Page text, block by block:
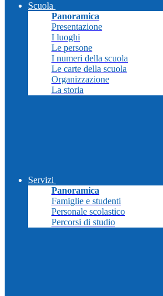
Scuola
Panoramica
Presentazione
I luoghi
Le persone
I numeri della scuola
Le carte della scuola
Organizzazione
La storia
Servizi
Panoramica
Famiglie e studenti
Personale scolastico
Percorsi di studio